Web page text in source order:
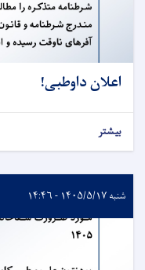
اعلان داوطبی!
بیشتر
شنبه ۱۴۰۵/۵/۱۷ - ۱۴:۴۶